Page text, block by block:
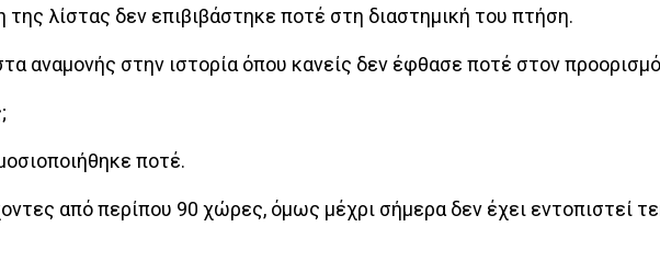
λίστας δεν επιβιβάστηκε ποτέ στη διαστημική του πτήση.
αναμονής στην ιστορία όπου κανείς δεν έφθασε ποτέ στον
ποτέ.
από περίπου 90 χώρες, όμως μέχρι σήμερα δεν έχει εντοπιστεί